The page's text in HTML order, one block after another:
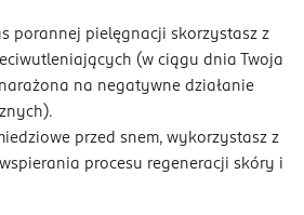
porannej pielęgnacji skorzystasz z
(w ciągu dnia Twoja
na negatywne działanie
przed snem, wykorzystasz z
procesu regeneracji skóry i